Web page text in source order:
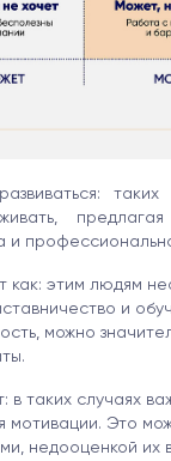
таких
и
как: этим людям
и
можно
в таких случаях
мотивации. Это
недооценкой их